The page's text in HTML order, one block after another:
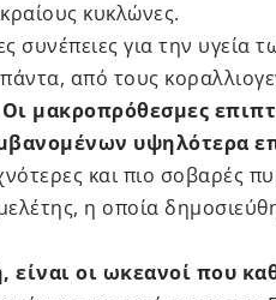
κυκλώνες.
συνέπειες για την
από τους
Οι μακροπρόθεσμες
υψηλότερα
και πιο σοβαρές
η οποία
είναι οι ωκεανοί που